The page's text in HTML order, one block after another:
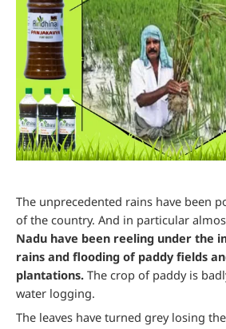
The unprecedented rains have been
of the country. And in particular
Nadu have been reeling under the
rains and flooding of paddy fields
plantations. The crop of paddy is
water logging.
The leaves have turned grey losing